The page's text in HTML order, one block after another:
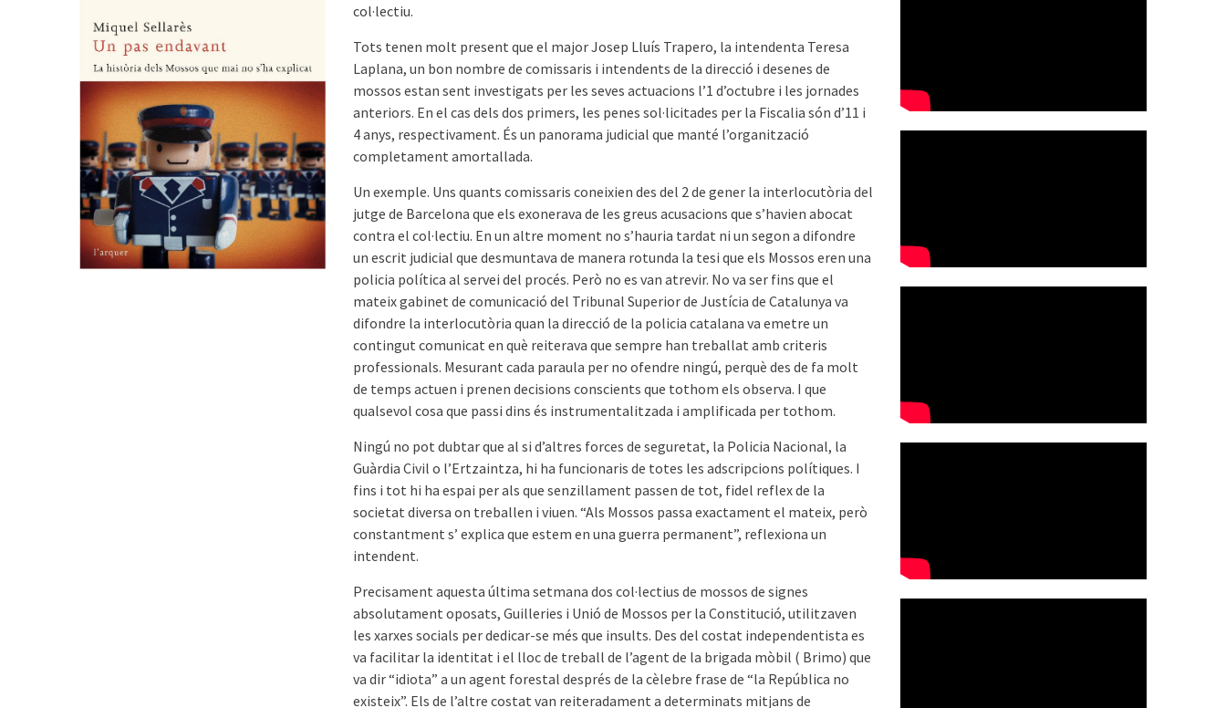
­col·lectiu.
Tots tenen molt present que el major Josep Lluís Trapero, la intendenta Teresa
Laplana, un bon nombre de comissaris i intendents de la direcció i desenes de
mossos estan sent investigats per les seves actuacions l’1 d’octubre i les jornades
anteriors. En el cas dels dos primers, les penes sol·licitades per la Fiscalia són d’11 i
4 anys, respectivament. És un panorama judicial que manté l’organització
completament amortallada.
Un exemple. Uns quants comissaris coneixien des del 2 de gener la interlocutòria del
jutge de Barcelona que els exonerava de les greus acusacions que s’havien abocat
contra el col·lectiu. En un altre moment no s’hauria tardat ni un segon a difondre
un escrit judicial que desmuntava de manera rotunda la tesi que els Mossos eren una
po­licia política al servei del procés. Però no es van atrevir. No va ser fins que el
mateix gabinet de comunicació del Tribunal Superior de Justícia de Catalunya va
difondre la interlocutòria quan la direcció de la policia catalana va emetre un
contingut comunicat en què ­reiterava que sempre han treballat amb criteris
professionals. Me­surant cada paraula per no ofendre ningú, perquè des de fa molt
de temps actuen i prenen decisions conscients que tothom els observa. I que
qualsevol cosa que passi dins és instrumentalitzada i amplificada per tothom.
Ningú no pot dubtar que al si d’altres forces de seguretat, la Po­licia Nacional, la
Guàrdia Civil o l’Ertzaintza, hi ha funcionaris de totes les adscripcions polítiques. I
fins i tot hi ha espai per als que senzillament passen de tot, fidel reflex de la
societat diversa on treballen i viuen. “Als Mossos passa exactament el mateix, però
constantment s’ explica que estem en una guerra permanent”, reflexiona un
intendent.
Precisament aquesta última setmana dos col·lectius de mossos de signes
absolutament oposats, Guilleries i Unió de Mossos per la Constitució, utilitzaven
les xarxes socials per dedicar-se més que insults. Des del costat independentista es
va facilitar la identitat i el lloc de treball de l’agent de la brigada mòbil ( Brimo) que
va dir “idiota” a un agent forestal després de la cèlebre frase de “la República no
existeix”. Els de l’altre costat van reiteradament a determinats mitjans de